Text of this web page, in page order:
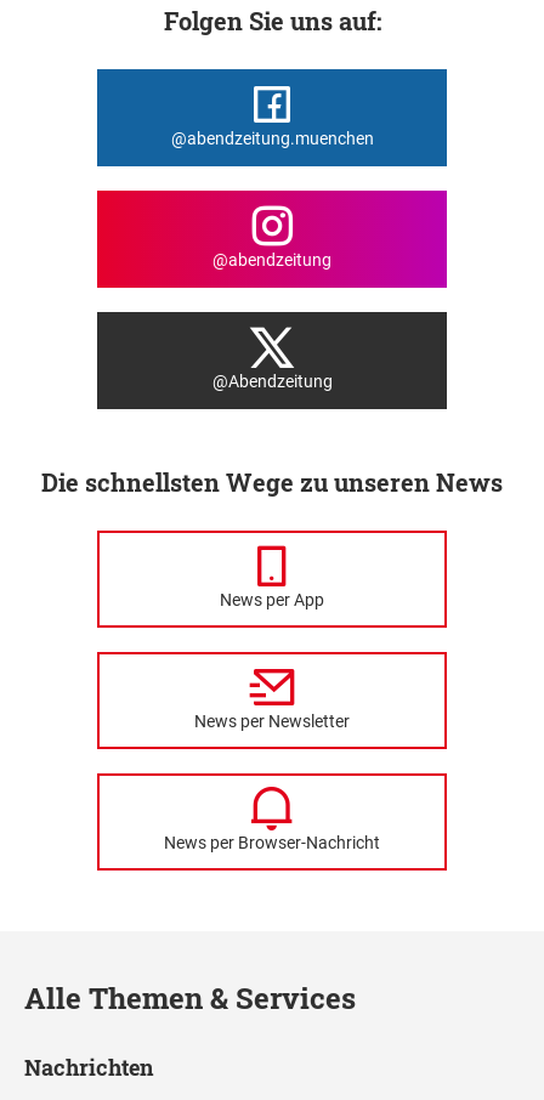
Folgen Sie uns auf:
@abendzeitung.muenchen
@abendzeitung
@Abendzeitung
Die schnellsten Wege zu unseren News
News per App
News per Newsletter
News per Browser-Nachricht
Alle Themen & Services
Nachrichten